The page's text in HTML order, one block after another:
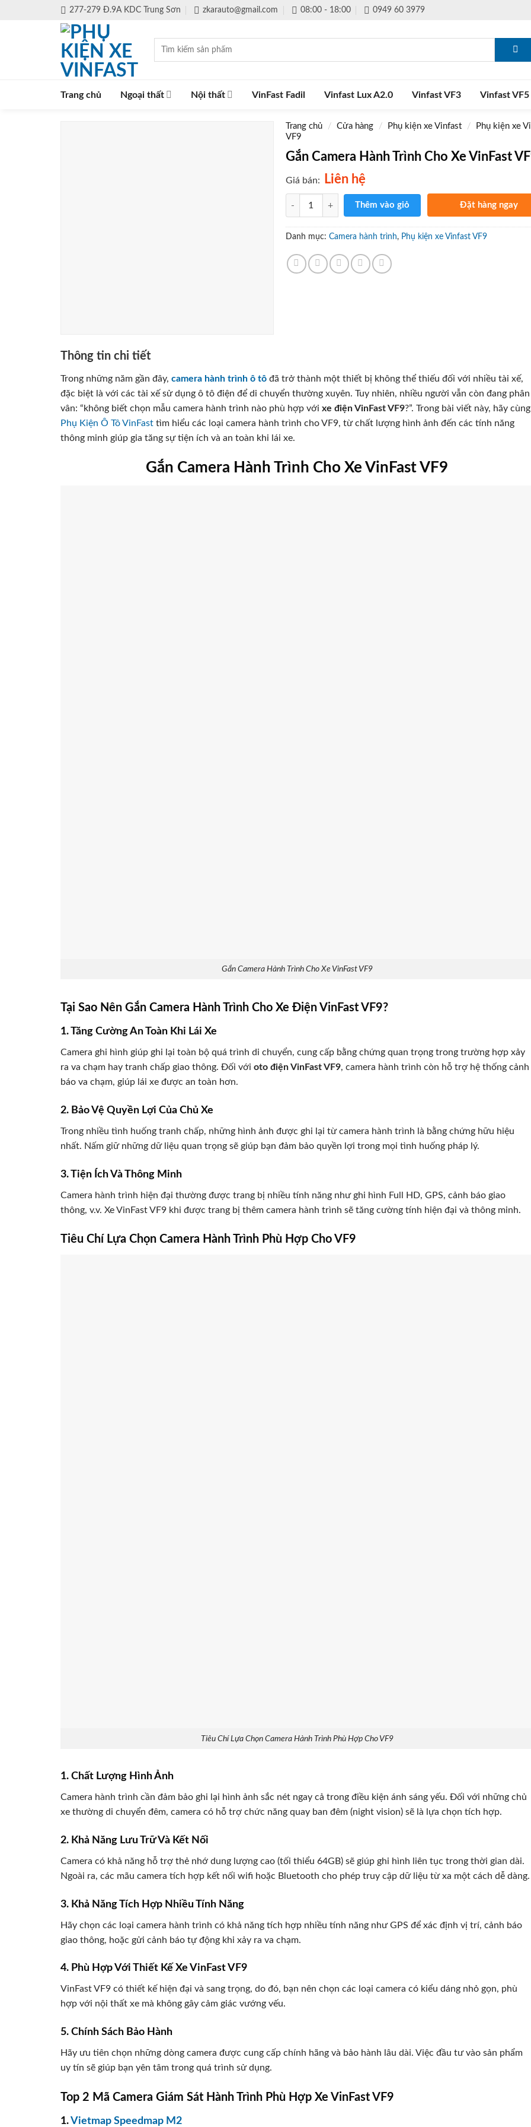
277-279 Đ.9A KDC Trung Sơn zkarauto@gmail.com 08:00 - 18:00 0949 60 3979
kiếm:
Trang chủ Ngoại thất Nội thất VinFast Fadil Vinfast Lux A2.0 Vinfast VF3 Vinfast VF5
Trang chủ / Cửa hàng / Phụ kiện xe Vinfast /
Phụ kiện xe
VF9
Gắn Camera Hành Trình Cho Xe VinFast
Giá bán: Liên hệ
Số lượng
Thêm vào giỏ Đặt hàng ngay
tận nơi
Danh mục: Camera hành trình, Phụ kiện xe Vinfast VF9
Thông tin chi tiết
Trong những năm gần đây, camera hành trình ô tô đã trở thành một thiết bị không thể thiếu đối với nhiều tài xế,
đặc biệt là với các tài xế sử dụng ô tô điện để di chuyển thường xuyên. Tuy nhiên, nhiều người vẫn còn đang phân
vân: “không biết chọn mẫu camera hành trình nào phù hợp với xe điện VinFast VF9?”. Trong bài viết này, hãy cùng
Phụ Kiện Ô Tô VinFast tìm hiểu các loại camera hành trình cho VF9, từ chất lượng hình ảnh đến các tính năng
thông minh giúp gia tăng sự tiện ích và an toàn khi lái xe.
Gắn Camera Hành Trình Cho Xe VinFast VF9
Gắn Camera Hành Trình Cho Xe VinFast VF9
Tại Sao Nên Gắn Camera Hành Trình Cho Xe Điện VinFast VF9?
1. Tăng Cường An Toàn Khi Lái Xe
Camera ghi hình giúp ghi lại toàn bộ quá trình di chuyển, cung cấp bằng chứng quan trọng trong trường hợp xảy
ra va chạm hay tranh chấp giao thông. Đối với oto điện VinFast VF9, camera hành trình còn hỗ trợ hệ thống cảnh
báo va chạm, giúp lái xe được an toàn hơn.
2. Bảo Vệ Quyền Lợi Của Chủ Xe
Trong nhiều tình huống tranh chấp, những hình ảnh được ghi lại từ camera hành trình là bằng chứng hữu hiệu
nhất. Nấm giữ những dữ liệu quan trọng sẽ giúp bạn đảm bảo quyền lợi trong mọi tình huống pháp lý.
3. Tiện Ích Và Thông Minh
Camera hành trình hiện đại thường được trang bị nhiều tính năng như ghi hình Full HD, GPS, cảnh báo giao
thông, v.v. Xe VinFast VF9 khi được trang bị thêm camera hành trình sẽ tăng cường tính hiện đại và thông minh.
Tiêu Chí Lựa Chọn Camera Hành Trình Phù Hợp Cho VF9
Tiêu Chí Lựa Chọn Camera Hành Trình Phù Hợp Cho VF9
1. Chất Lượng Hình Ảnh
Camera hành trình cần đảm bảo ghi lại hình ảnh sắc nét ngay cả trong điều kiện ánh sáng yếu. Đối với những chủ
xe thường di chuyển đêm, camera có hỗ trợ chức năng quay ban đêm (night vision) sẽ là lựa chọn tích hợp.
2. Khả Năng Lưu Trữ Và Kết Nối
Camera có khả năng hỗ trợ thẻ nhớ dung lượng cao (tối thiểu 64GB) sẽ giúp ghi hình liên tục trong thời gian dài.
Ngoài ra, các mãu camera tích hợp kết nối wifi hoặc Bluetooth cho phép truy cập dữ liệu từ xa một cách dễ dàng.
3. Khả Năng Tích Hợp Nhiều Tính Năng
Hãy chọn các loại camera hành trình có khả năng tích hợp nhiều tính năng như GPS để xác định vị trí, cảnh báo
giao thông, hoặc gửi cảnh báo tự động khi xảy ra va chạm.
4. Phù Hợp Với Thiết Kế Xe VinFast VF9
VinFast VF9 có thiết kế hiện đại và sang trọng, do đó, bạn nên chọn các loại camera có kiểu dáng nhỏ gọn, phù
hợp với nội thất xe mà không gây cảm giác vướng vếu.
5. Chính Sách Bảo Hành
Hãy ưu tiên chọn những dòng camera được cung cấp chính hãng và bảo hành lâu dài. Việc đầu tư vào sản phẩm
uy tín sẽ giúp bạn yên tâm trong quá trình sử dụng.
Top 2 Mã Camera Giám Sát Hành Trình Phù Hợp Xe VinFast VF9
1.Vietmap Speedmap M2